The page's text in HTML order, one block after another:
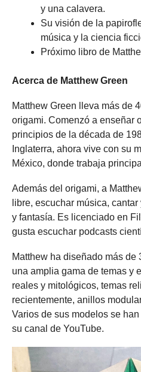
y una calavera.
Su visión de la
música y la ciencia
Próximo libro de
Acerca de Matthew Green
Matthew Green lleva más de
origami. Comenzó a enseñar
principios de la década de
Inglaterra, ahora vive con su
México, donde trabaja
Además del origami, a
libre, escuchar música,
y fantasía. Es licenciado en
gusta escuchar podcasts
Matthew ha diseñado más de
una amplia gama de temas y
reales y mitológicos, temas
recientemente, anillos
Varios de sus modelos se
su canal de YouTube.